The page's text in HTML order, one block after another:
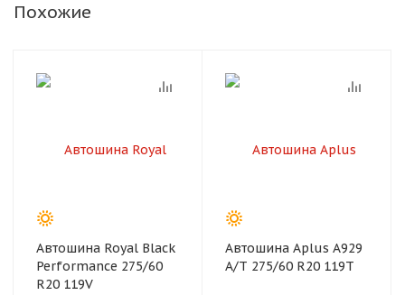
Похожие
Автошина Royal Black
Performance 275/60
R20 119V
Автошина Aplus A929
A/T 275/60 R20 119T